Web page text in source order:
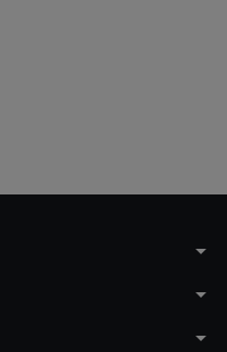
arrow_drop_down
arrow_drop_down
arrow_drop_down